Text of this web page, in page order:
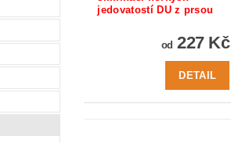
jedovatostí DU z prsou
od 227 Kč
DETAIL